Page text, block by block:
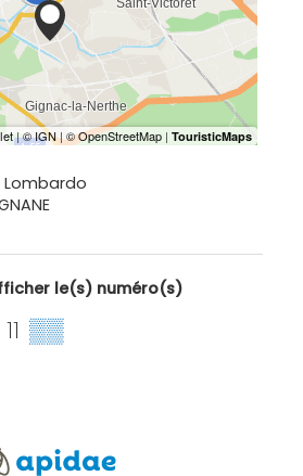
Lombardo
le(s) numéro(s)
▒▒